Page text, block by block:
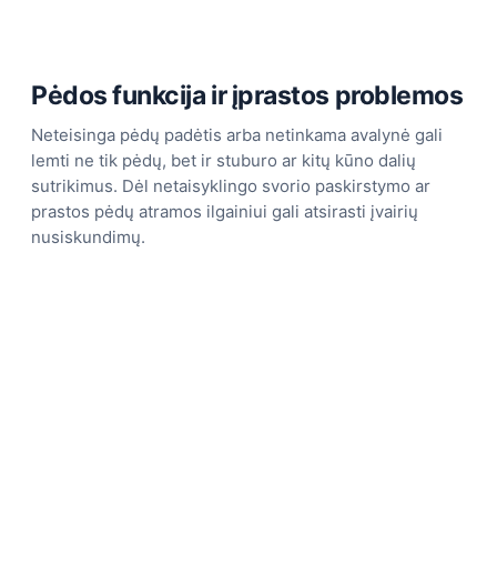
Pėdos funkcija ir įprastos problemos
Neteisinga pėdų padėtis arba netinkama avalynė gali
lemti ne tik pėdų, bet ir stuburo ar kitų kūno dalių
sutrikimus. Dėl netaisyklingo svorio paskirstymo ar
prastos pėdų atramos ilgainiui gali atsirasti įvairių
nusiskundimų.